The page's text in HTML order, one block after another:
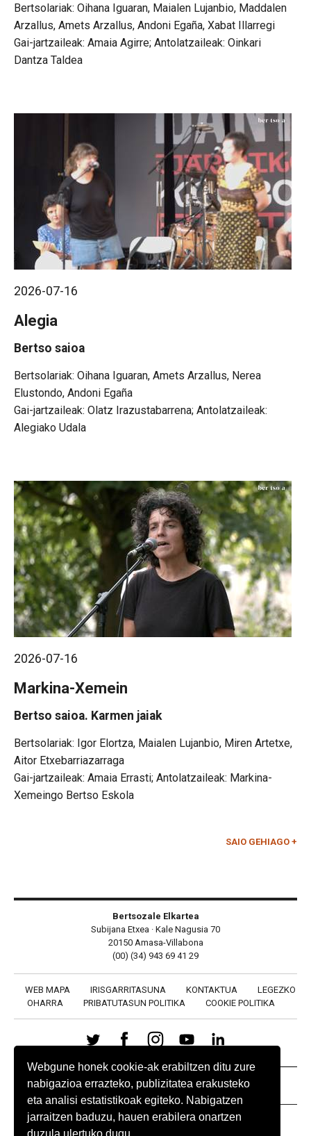
Webgune honek cookie-ak erabiltzen ditu zure
nabigazioa errazteko, publizitatea erakusteko
eta analisi estatistikoak egiteko. Nabigatzen
jarraitzen baduzu, hauen erabilera onartzen
duzula ulertuko dugu.
Oihana Iguaran, Maialen Lujanbio, Maddalen
Arzallus, Amets Arzallus, Andoni Egaña, Xabat Illarregi
Gai-jartzaileak: Amaia Agirre; Antolatzaileak: Oinkari
Dantza Taldea
2026-07-16
Alegia
Bertso saioa
Oihana Iguaran, Amets Arzallus, Nerea
Elustondo, Andoni Egaña
Gai-jartzaileak: Olatz Irazustabarrena; Antolatzaileak:
Alegiako Udala
2026-07-16
Markina-Xemein
Bertso saioa. Karmen jaiak
Igor Elortza, Maialen Lujanbio, Miren Artetxe,
Aitor Etxebarriazarraga
Gai-jartzaileak: Amaia Errasti; Antolatzaileak: Markina-
Xemeingo Bertso Eskola
SAIO GEHIAGO +
Bertsozale Elkartea
Subijana Etxea · Kale Nagusia 70
20150 Amasa-Villabona
(00) (34) 943 69 41 29
WEB MAPA IRISGARRITASUNA KONTAKTUA
LEGEZKO
OHARRA
PRIBATUTASUN POLITIKA COOKIE POLITIKA
BABESLEAK